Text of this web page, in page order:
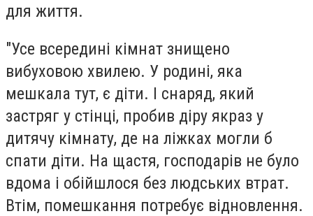
для життя.
"Усе всередині кімнат знищено
вибуховою хвилею. У родині, яка
мешкала тут, є діти. І снаряд, який
застряг у стінці, пробив діру якраз у
дитячу кімнату, де на ліжках могли б
спати діти. На щастя, господарів не було
вдома і обійшлося без людських втрат.
Втім, помешкання потребує відновлення.